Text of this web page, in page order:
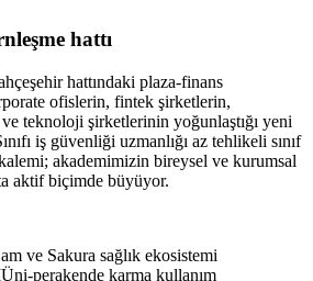
hattı
hattındaki plaza-finans
ofislerin, fintek şirketlerin,
ve teknoloji şirketlerinin yoğunlaştığı yeni
iş güvenliği uzmanlığı az tehlikeli sınıf
akademimizin bireysel ve kurumsal
aktif biçimde büyüyor.
ve Sakura sağlık ekosistemi
Üni-perakende karma kullanım